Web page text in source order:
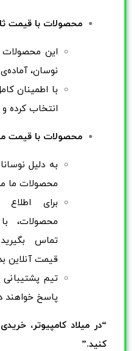
محصولات با قیمت
این
نوسان،
با اطمینان
انتخاب کرده
محصولات با قیمت
به دلیل
محصولات ما
برای
محصولات،
تماس
قیمت آنلاین
تیم
پاسخ خواهند
“در میلاد کامپیوتر،
کنید.”